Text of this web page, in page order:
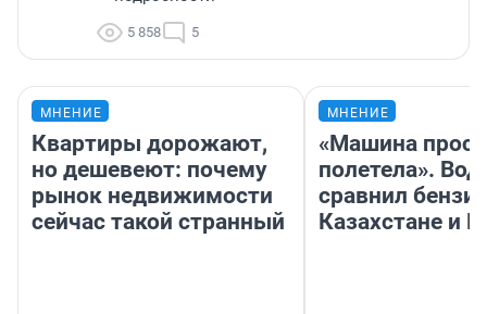
5 858 5
МНЕНИЕ
Квартиры дорожают,
но дешевеют: почему
рынок недвижимости
сейчас такой странный
МНЕНИЕ
«Машина
полетела».
сравнил
Казахстане и